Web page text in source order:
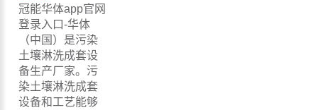
冠能华体app官网
登录入口-华体
（中国）是污染
土壤淋洗成套设
备生产厂家。污
染土壤淋洗成套
设备和工艺能够